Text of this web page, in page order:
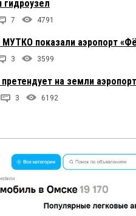
гидроузел
7 4791
МУТКО показали аэропорт
3 3599
претендует на земли
3 6192